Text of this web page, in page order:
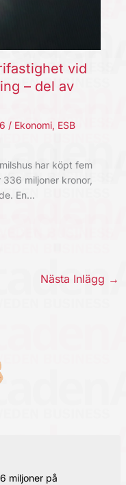
vid
– del av
/ Ekonomi, ESB
har köpt fem
miljoner kronor,
En…
Nästa Inlägg →
miljoner på